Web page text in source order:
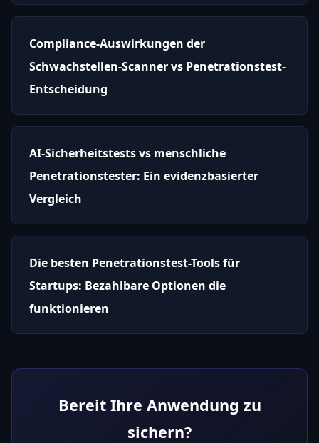
Compliance-Auswirkungen der
Schwachstellen-Scanner vs Penetrationstest-
Entscheidung
AI-Sicherheitstests vs menschliche
Penetrationstester: Ein evidenzbasierter
Vergleich
Die besten Penetrationstest-Tools für
Startups: Bezahlbare Optionen die
funktionieren
Bereit Ihre Anwendung zu
sichern?